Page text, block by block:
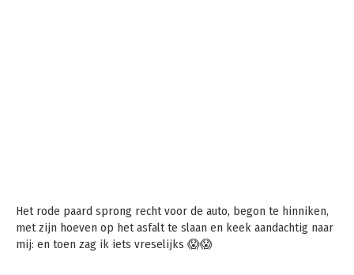
Het rode paard sprong recht voor de auto, begon te hinniken,
met zijn hoeven op het asfalt te slaan en keek aandachtig naar
mij: en toen zag ik iets vreselijks 😱😱